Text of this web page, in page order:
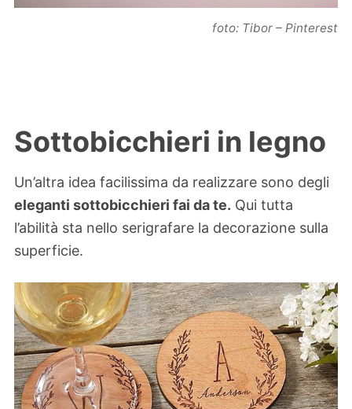
foto: Tibor – Pinterest
Sottobicchieri in legno
Un’altra idea facilissima da realizzare sono degli
eleganti sottobicchieri fai da te. Qui tutta
l’abilità sta nello serigrafare la decorazione sulla
superficie.